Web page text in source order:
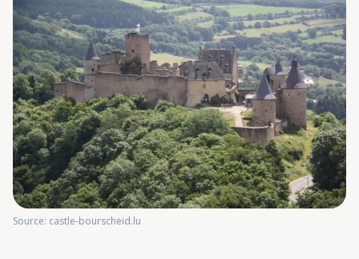
Source: castle-bourscheid.lu